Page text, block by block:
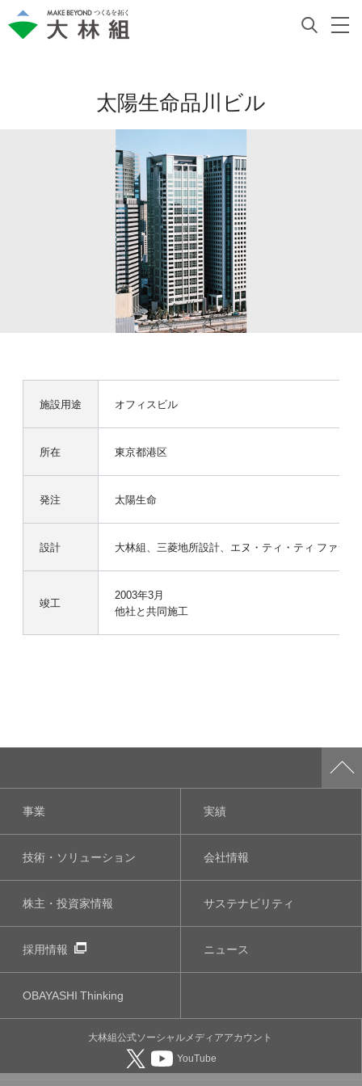
太陽生命品川ビル
施設用途 オフィスビル
所在 東京都港区
発注 太陽生命
設計 大林組、三菱地所設計、エヌ・ティ・ティ ファシ
竣工
2003年3月
他社と共同施工
事業 実績
技術・ソリューション 会社情報
株主・投資家情報 サステナビリティ
採用情報 ニュース
OBAYASHIThinking
大林組公式ソーシャルメディアアカウント
YouTube